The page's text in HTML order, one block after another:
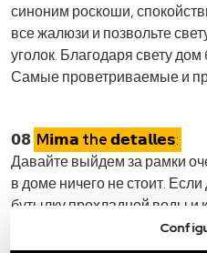
синоним роскоши,
все жалюзи и позвольте
уголок. Благодаря свету дом
Самые проветриваемые и
𝟬𝟴 M𝗶𝗺𝗮 the𝗱𝗲𝘁𝗮𝗹𝗹𝗲𝘀:
Давайте выйдем за рамки
в доме ничего не стоит.
бутылку прохладной воды и
поможет создать приятный
комнате можно поставить